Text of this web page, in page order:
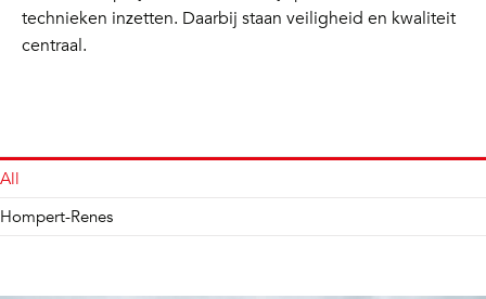
technieken inzetten. Daarbij staan veiligheid en kwaliteit
centraal.
All
Hompert-Renes